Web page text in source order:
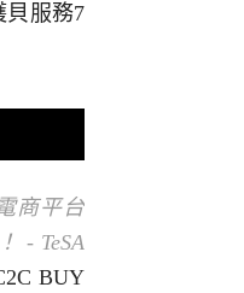
貝服務7
商平台
- TeSA
BUY